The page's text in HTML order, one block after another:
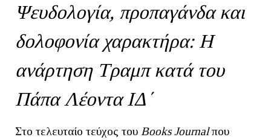
Ψευδολογία, προπαγάνδα και
δολοφονία χαρακτήρα: Η
ανάρτηση Τραμπ κατά του
Πάπα Λέοντα ΙΔ΄
Στο τελευταίο τεύχος του BooksJournalπου